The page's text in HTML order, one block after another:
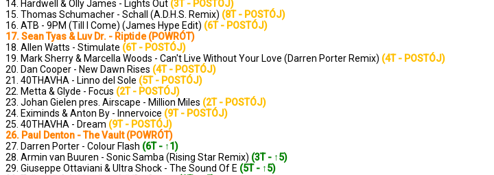
14. Hardwell & Olly James - Lights Out (3T - POSTÓJ)
15. Thomas Schumacher - Schall (A.D.H.S. Remix) (8T - POSTÓJ)
16. ATB - 9PM (Till I Come) (James Hype Edit) (6T - POSTÓJ)
17. Sean Tyas & Luv Dr. - Riptide (POWRÓT)
18. Allen Watts - Stimulate (6T - POSTÓJ)
19. Mark Sherry & Marcella Woods - Can't Live Without Your Love (Darren Porter Remix) (4T - POSTÓJ)
20. Dan Cooper - New Dawn Rises (4T - POSTÓJ)
21. 40THAVHA - Linno del Sole (5T - POSTÓJ)
22. Metta & Glyde - Focus (2T - POSTÓJ)
23. Johan Gielen pres. Airscape - Million Miles (2T - POSTÓJ)
24. Eximinds & Anton By - Innervoice (9T - POSTÓJ)
25. 40THAVHA - Dream (9T - POSTÓJ)
26. Paul Denton - The Vault (POWRÓT)
27. Darren Porter - Colour Flash (6T - ↑1)
28. Armin van Buuren - Sonic Samba (Rising Star Remix) (3T - ↑5)
29. Giuseppe Ottaviani & Ultra Shock - The Sound Of E (5T - ↑5)